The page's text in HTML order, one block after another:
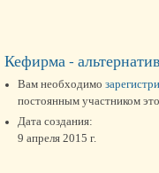
Кефирма -
Вам необходимо
постоянным участником
Дата создания:
9 апреля 2015 г.